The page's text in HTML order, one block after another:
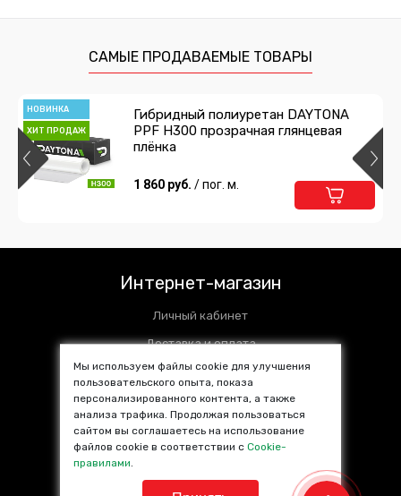
САМЫЕ ПРОДАВАЕМЫЕ ТОВАРЫ
НОВИНКА
ХИТ ПРОДАЖ
Гибридный полиуретан DAYTONA
PPF H300 прозрачная глянцевая
плёнка
1 860 руб. / пог. м.
Интернет-магазин
Личный кабинет
Доставка и оплата
Установочные центры
Контакты
SALE %
Популярные товары
Мы используем файлы cookie для улучшения
пользовательского опыта, показа
персонализированного контента, а также
анализа трафика. Продолжая пользоваться
сайтом вы соглашаетесь на использование
файлов cookie в соответствии сCookie-
правилами.